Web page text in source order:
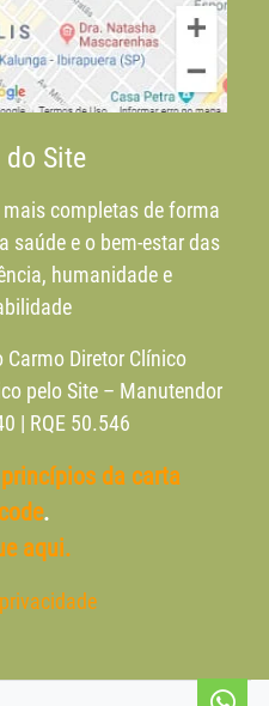
Site
completas de forma
saúde e o bem-estar das
humanidade e
Carmo Diretor Clínico
pelo Site – Manutendor
| RQE 50.546
princípios da carta
.
aqui.